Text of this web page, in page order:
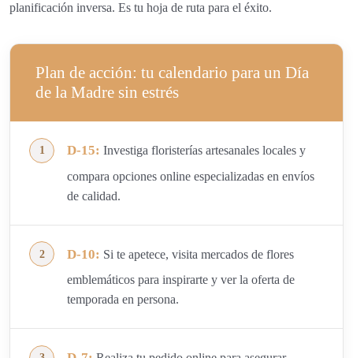
planificación inversa. Es tu hoja de ruta para el éxito.
Plan de acción: tu calendario para un Día
de la Madre sin estrés
D-15: Investiga floristerías artesanales locales y
compara opciones online especializadas en envíos
de calidad.
D-10: Si te apetece, visita mercados de flores
emblemáticos para inspirarte y ver la oferta de
temporada en persona.